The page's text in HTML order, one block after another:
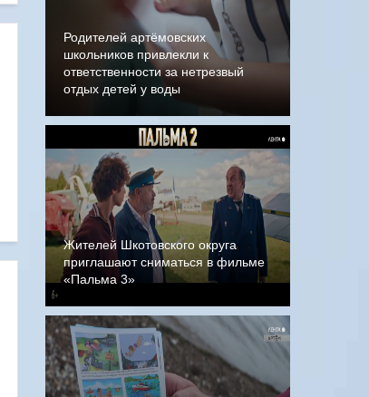
Родителей артёмовских
школьников привлекли к
ответственности за нетрезвый
отдых детей у воды
Жителей Шкотовского округа
приглашают сниматься в фильме
«Пальма 3»